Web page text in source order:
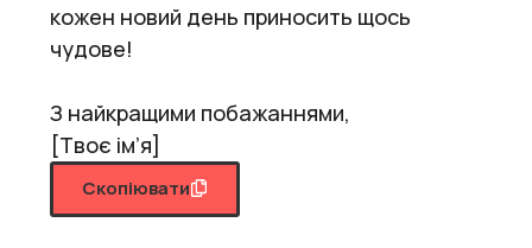
кожен новий день приносить щось
чудове!
З найкращими побажаннями,
[Твоє ім’я]
Скопіювати